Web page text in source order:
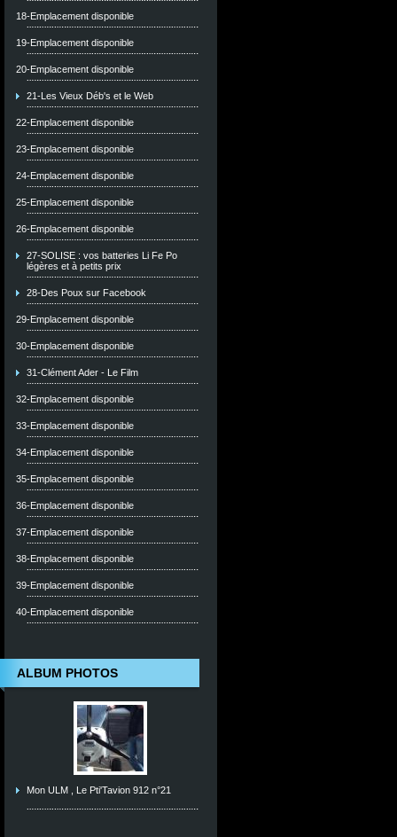
18-Emplacement disponible
19-Emplacement disponible
20-Emplacement disponible
21-Les Vieux Déb's et le Web
22-Emplacement disponible
23-Emplacement disponible
24-Emplacement disponible
25-Emplacement disponible
26-Emplacement disponible
27-SOLISE : vos batteries Li Fe Po
légères et à petits prix
28-Des Poux sur Facebook
29-Emplacement disponible
30-Emplacement disponible
31-Clément Ader - Le Film
32-Emplacement disponible
33-Emplacement disponible
34-Emplacement disponible
35-Emplacement disponible
36-Emplacement disponible
37-Emplacement disponible
38-Emplacement disponible
39-Emplacement disponible
40-Emplacement disponible
ALBUM PHOTOS
Mon ULM , Le Pti'Tavion 912 n°21